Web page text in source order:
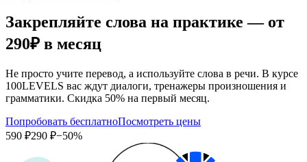
Закрепляйте слова на практике — от
290₽ в месяц
Не просто учите перевод, а используйте слова в речи. В курсе
100LEVELS вас ждут диалоги, тренажеры произношения и
грамматики. Скидка 50% на первый месяц.
Попробовать бесплатноПосмотреть цены
590 ₽290 ₽−50%